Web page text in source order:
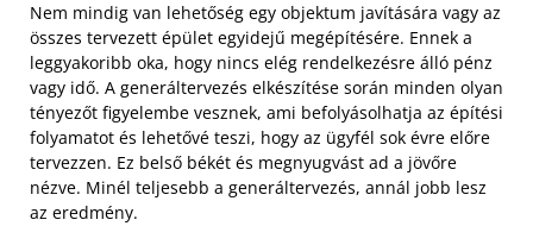
Nem mindig van lehetőség egy objektum javítására vagy az
összes tervezett épület egyidejű megépítésére. Ennek a
leggyakoribb oka, hogy nincs elég rendelkezésre álló pénz
vagy idő. A generáltervezés elkészítése során minden olyan
tényezőt figyelembe vesznek, ami befolyásolhatja az építési
folyamatot és lehetővé teszi, hogy az ügyfél sok évre előre
tervezzen. Ez belső békét és megnyugvást ad a jövőre
nézve. Minél teljesebb a generáltervezés, annál jobb lesz
az eredmény.